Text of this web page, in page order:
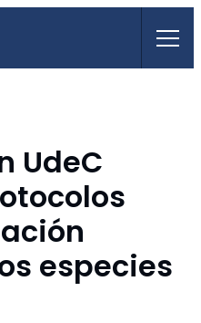
UdeC
especies